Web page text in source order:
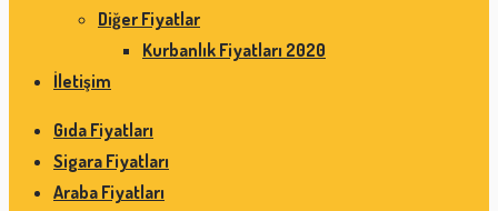
Diğer Fiyatlar
Kurbanlık Fiyatları 2020
İletişim
Gıda Fiyatları
Sigara Fiyatları
Araba Fiyatları